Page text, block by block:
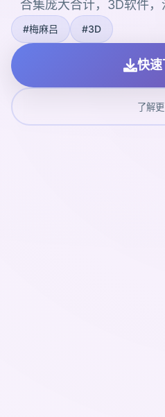
合集庞大合计，3D软件
#梅麻吕 #3D
快
了解